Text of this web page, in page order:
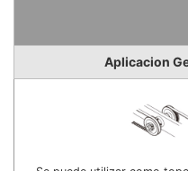
Aplicacion